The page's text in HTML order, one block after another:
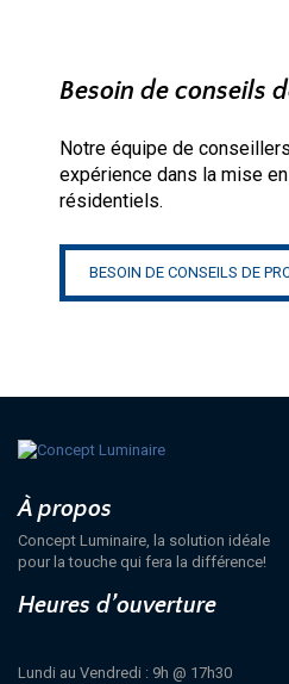
Besoin de conseils
Notre équipe de
expérience dans la mise
résidentiels.
BESOIN DE CONSEILS DE
À propos
Concept Luminaire, la solution idéale
pour la touche qui fera la différence!
Heures d’ouverture
Lundi au Vendredi : 9h @ 17h30